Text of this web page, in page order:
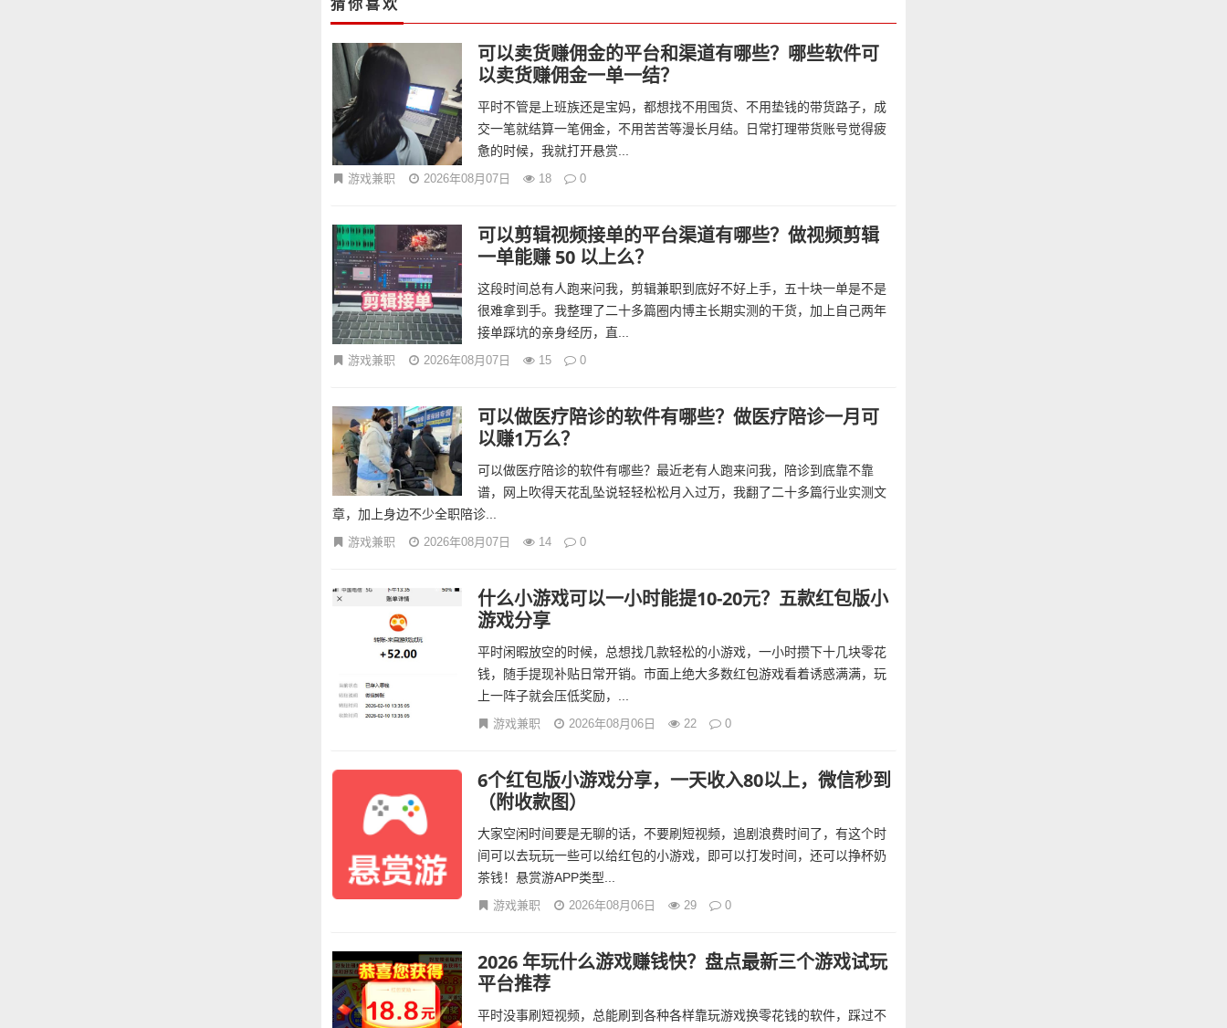
猜你喜欢
可以卖货赚佣金的平台和渠道有哪些？哪些软件可
以卖货赚佣金一单一结？
平时不管是上班族还是宝妈，都想找不用囤货、不用垫钱的带货路子，成
交一笔就结算一笔佣金，不用苦苦等漫长月结。日常打理带货账号觉得疲
惫的时候，我就打开悬赏...
游戏兼职 2026年08月07日 18 0
可以剪辑视频接单的平台渠道有哪些？做视频剪辑
一单能赚 50 以上么？
这段时间总有人跑来问我，剪辑兼职到底好不好上手，五十块一单是不是
很难拿到手。我整理了二十多篇圈内博主长期实测的干货，加上自己两年
接单踩坑的亲身经历，直...
游戏兼职 2026年08月07日 15 0
可以做医疗陪诊的软件有哪些？做医疗陪诊一月可
以赚1万么？
可以做医疗陪诊的软件有哪些？最近老有人跑来问我，陪诊到底靠不靠
谱，网上吹得天花乱坠说轻轻松松月入过万，我翻了二十多篇行业实测文
章，加上身边不少全职陪诊...
游戏兼职 2026年08月07日 14 0
什么小游戏可以一小时能提10-20元？五款红包版小
游戏分享
平时闲暇放空的时候，总想找几款轻松的小游戏，一小时攒下十几块零花
钱，随手提现补贴日常开销。市面上绝大多数红包游戏看着诱惑满满，玩
上一阵子就会压低奖励，...
游戏兼职 2026年08月06日 22 0
6个红包版小游戏分享，一天收入80以上，微信秒到
（附收款图）
大家空闲时间要是无聊的话，不要刷短视频，追剧浪费时间了，有这个时
间可以去玩玩一些可以给红包的小游戏，即可以打发时间，还可以挣杯奶
茶钱！悬赏游APP类型...
游戏兼职 2026年08月06日 29 0
2026 年玩什么游戏赚钱快？盘点最新三个游戏试玩
平台推荐
平时没事刷短视频，总能刷到各种各样靠玩游戏换零花钱的软件，踩过不